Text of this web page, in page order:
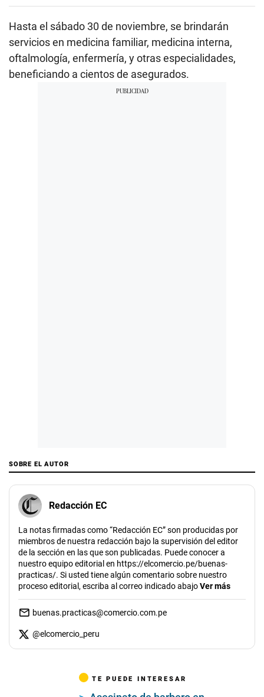
Hasta el sábado 30 de noviembre, se brindarán
servicios en medicina familiar, medicina interna,
oftalmología, enfermería, y otras especialidades,
beneficiando a cientos de asegurados.
SOBRE EL AUTOR
Redacción EC
La notas firmadas como “Redacción EC” son producidas por
miembros de nuestra redacción bajo la supervisión del editor
de la sección en las que son publicadas. Puede conocer a
nuestro equipo editorial en https://elcomercio.pe/buenas-
practicas/. Si usted tiene algún comentario sobre nuestro
proceso editorial, escriba al correo indicado abajoVer más
buenas.practicas@comercio.com.pe
@elcomercio_peru
TE PUEDE INTERESAR